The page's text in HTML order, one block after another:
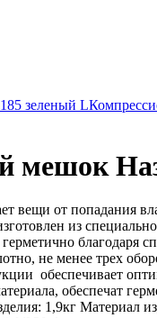
зеленый L
мешок
вещи от попадания
из
герметично благодаря
не менее трех
обеспечивает
обеспечат
1,9кг Материал